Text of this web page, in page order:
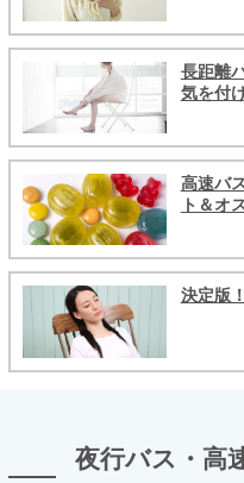
長距離
気を付
高速バ
ト＆オ
決定版
夜行バス・高